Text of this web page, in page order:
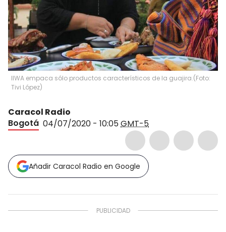
IIWA empaca sólo productos característicos de la guajira.(Foto:
Tivi López)
Caracol Radio
Bogotá 04/07/2020 - 10:05GMT-5
Añadir Caracol Radio en Google